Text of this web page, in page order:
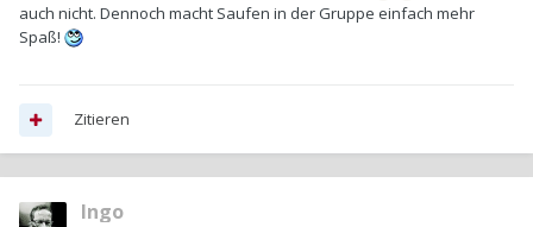
auch nicht. Dennoch macht Saufen in der Gruppe einfach mehr
Spaß!
Zitieren
Ingo